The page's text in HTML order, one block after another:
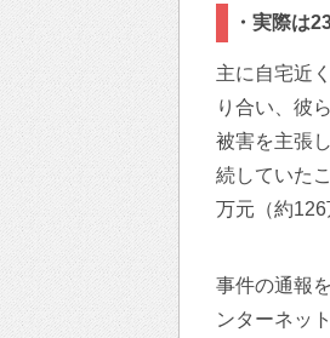
・実際は
主に自宅近
り合い、彼
被害を主張
続していた
万元（約126
事件の通報
ンターネッ